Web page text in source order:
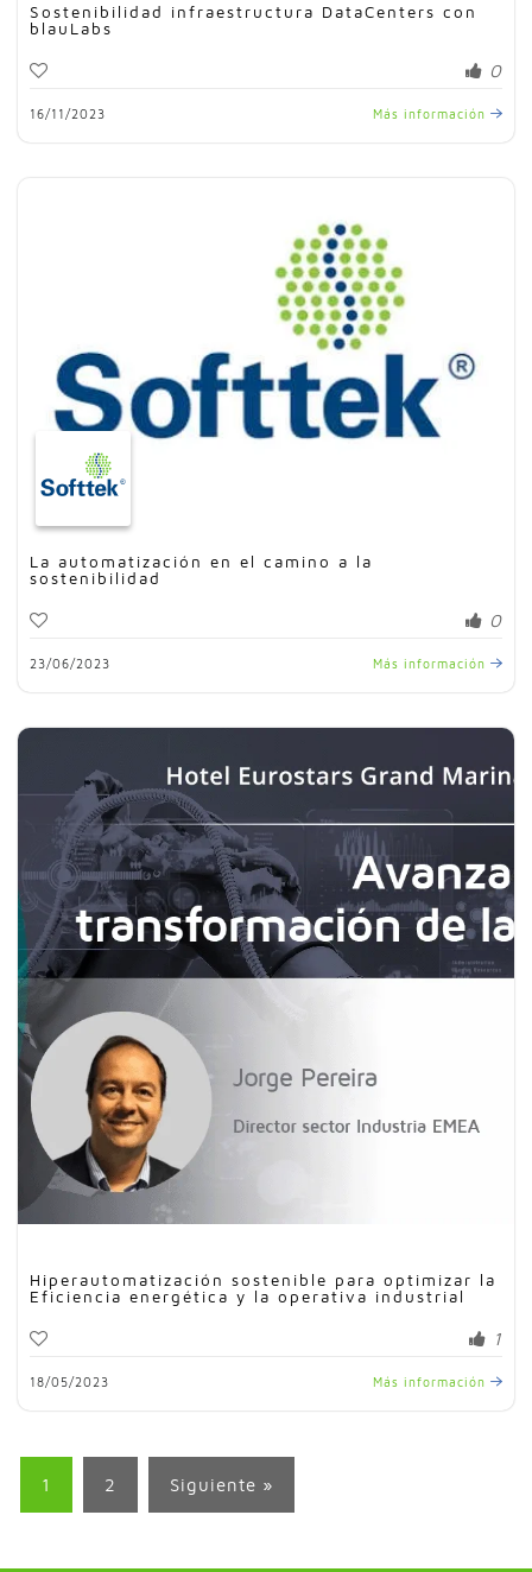
Sostenibilidad infraestructura DataCenters con
blauLabs
0
16/11/2023 Más información
La automatización en el camino a la
sostenibilidad
0
23/06/2023 Más información
Hiperautomatización sostenible para optimizar la
Eficiencia energética y la operativa industrial
1
18/05/2023 Más información
1 2 Siguiente »